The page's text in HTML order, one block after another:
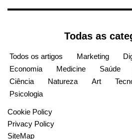
Todas as
Todos os artigos Marketing
Economia
Medicine Saúde
Ciência
Natureza Art
Psicologia
Cookie Policy
Privacy Policy
SiteMap